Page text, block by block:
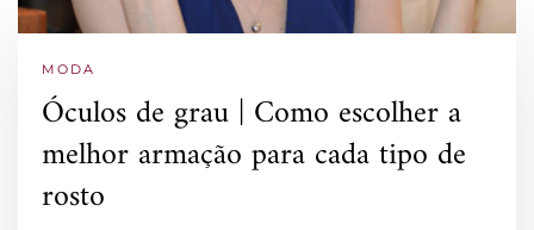
MODA
Óculos de grau | Como escolher a
melhor armação para cada tipo de
rosto